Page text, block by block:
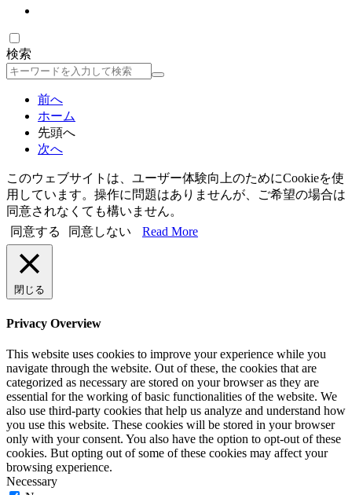
検索
検
前へ
ホーム
先頭へ
次へ
このウェブサイトは、ユーザー体験向上のためにCookieを使
用しています。操作に問題はありませんが、ご希望の場合は
同意されなくても構いません。
同意する
同意しない Read More
閉じる
Privacy Overview
This website uses cookies to improve your experience while you
navigate through the website. Out of these, the cookies that are
categorized as necessary are stored on your browser as they are
essential for the working of basic functionalities of the website. We
also use third-party cookies that help us analyze and understand how
you use this website. These cookies will be stored in your browser
only with your consent. You also have the option to opt-out of these
cookies. But opting out of some of these cookies may affect your
browsing experience.
Necessary